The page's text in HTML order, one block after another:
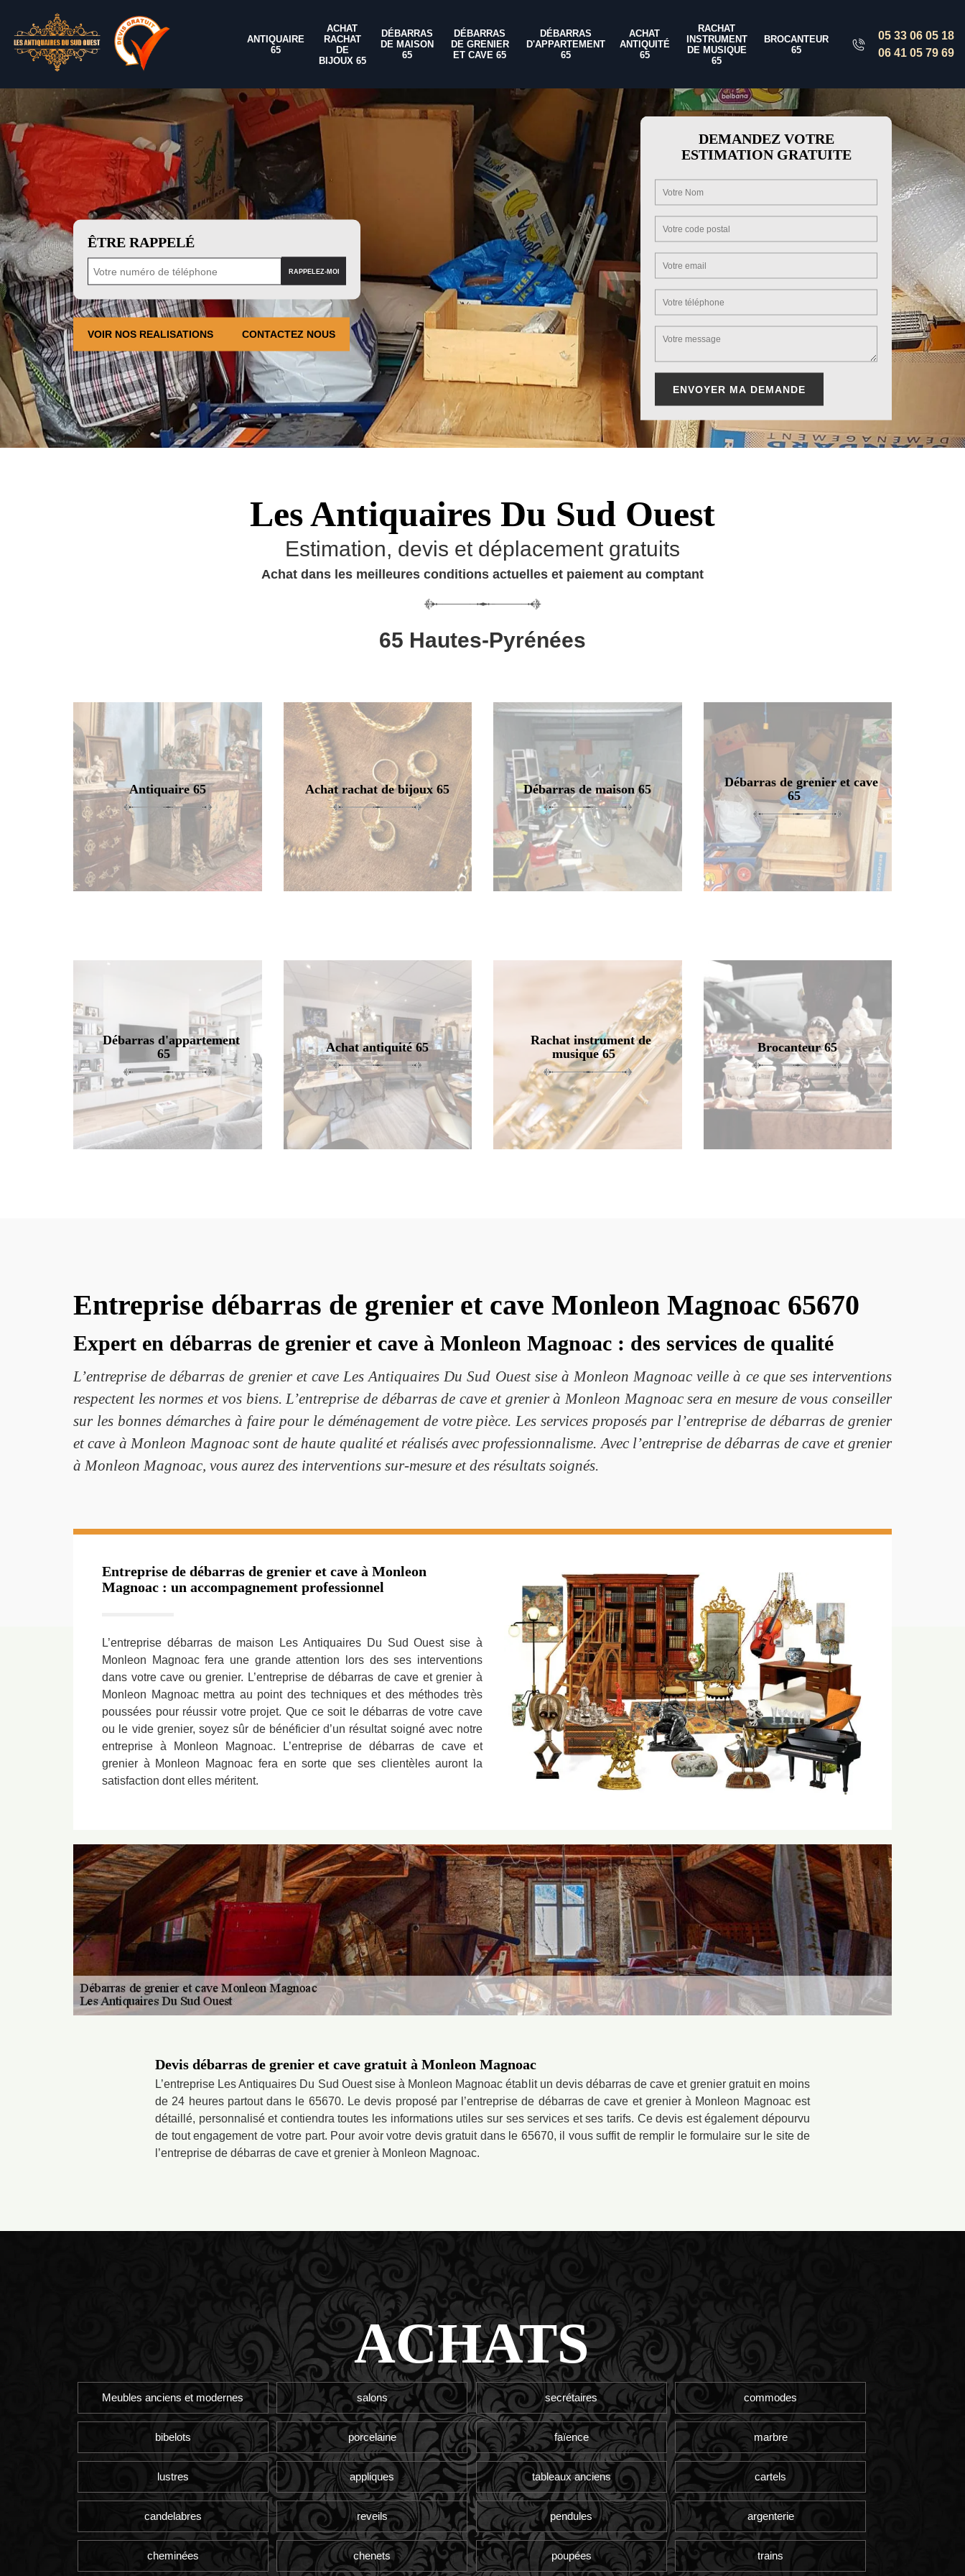
ANTIQUAIRE
65
ACHAT
RACHAT
DE
BIJOUX 65
DÉBARRAS
DE MAISON
65
DÉBARRAS
DE GRENIER
ET CAVE 65
DÉBARRAS
D'APPARTEMENT
65
ACHAT
ANTIQUITÉ
65
RACHAT
INSTRUMENT
DE MUSIQUE
65
BROCANTEUR
65
05 33 06 05 18
06 41 05 79 69
ÊTRE RAPPELÉ
VOIR NOS REALISATIONS CONTACTEZ NOUS
DEMANDEZ VOTRE
ESTIMATION GRATUITE
Les Antiquaires Du Sud Ouest
Estimation, devis et déplacement gratuits
Achat dans les meilleures conditions actuelles et paiement au comptant
65 Hautes-Pyrénées
Antiquaire 65 Achat rachat de bijoux 65 Débarras de maison 65
Débarras de grenier et cave
65
Débarras d'appartement
65
Achat antiquité 65
Rachat instrument de
musique 65
Brocanteur 65
Entreprise débarras de grenier et cave Monleon Magnoac 65670
Expert en débarras de grenier et cave à Monleon Magnoac : des services de qualité
L’entreprise de débarras de grenier et cave Les Antiquaires Du Sud Ouest sise à Monleon Magnoac veille à ce que ses interventions
respectent les normes et vos biens. L’entreprise de débarras de cave et grenier à Monleon Magnoac sera en mesure de vous conseiller
sur les bonnes démarches à faire pour le déménagement de votre pièce. Les services proposés par l’entreprise de débarras de grenier
et cave à Monleon Magnoac sont de haute qualité et réalisés avec professionnalisme. Avec l’entreprise de débarras de cave et grenier
à Monleon Magnoac, vous aurez des interventions sur-mesure et des résultats soignés.
Entreprise de débarras de grenier et cave à Monleon
Magnoac : un accompagnement professionnel
L’entreprise débarras de maison Les Antiquaires Du Sud Ouest sise à
Monleon Magnoac fera une grande attention lors des ses interventions
dans votre cave ou grenier. L’entreprise de débarras de cave et grenier à
Monleon Magnoac mettra au point des techniques et des méthodes très
poussées pour réussir votre projet. Que ce soit le débarras de votre cave
ou le vide grenier, soyez sûr de bénéficier d’un résultat soigné avec notre
entreprise à Monleon Magnoac. L’entreprise de débarras de cave et
grenier à Monleon Magnoac fera en sorte que ses clientèles auront la
satisfaction dont elles méritent.
Devis débarras de grenier et cave gratuit à Monleon Magnoac
L’entreprise Les Antiquaires Du Sud Ouest sise à Monleon Magnoac établit un devis débarras de cave et grenier gratuit en moins
de 24 heures partout dans le 65670. Le devis proposé par l’entreprise de débarras de cave et grenier à Monleon Magnoac est
détaillé, personnalisé et contiendra toutes les informations utiles sur ses services et ses tarifs. Ce devis est également dépourvu
de tout engagement de votre part. Pour avoir votre devis gratuit dans le 65670, il vous suffit de remplir le formulaire sur le site de
l’entreprise de débarras de cave et grenier à Monleon Magnoac.
ACHATS
Meubles anciens et modernes salons secrétaires commodes
bibelots porcelaine faïence marbre
lustres appliques tableaux anciens cartels
candelabres reveils pendules argenterie
cheminées chenets poupées trains